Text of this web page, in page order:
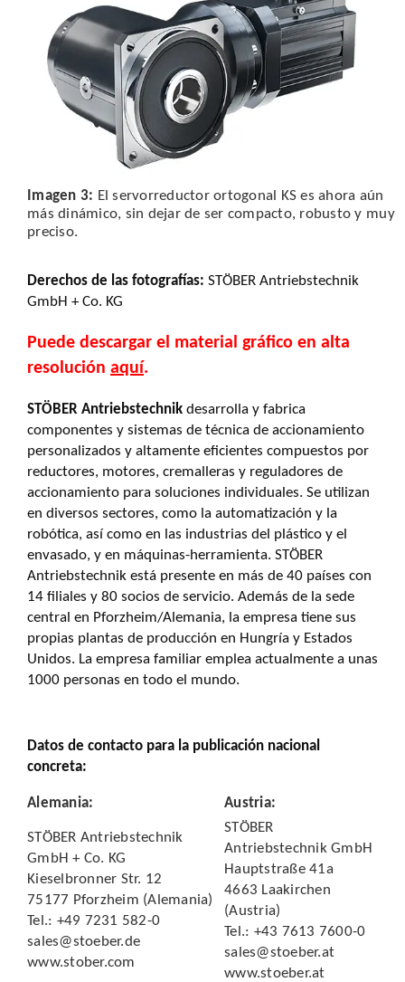
Imagen 3: El servorreductor ortogonal KS es ahora aún
más dinámico, sin dejar de ser compacto, robusto y muy
preciso.
Derechos de las fotografías: STÖBER Antriebstechnik
GmbH + Co. KG
Puede descargar el material gráfico en alta
resolución aquí.
STÖBER Antriebstechnik desarrolla y fabrica
componentes y sistemas de técnica de accionamiento
personalizados y altamente eficientes compuestos por
reductores, motores, cremalleras y reguladores de
accionamiento para soluciones individuales. Se utilizan
en diversos sectores, como la automatización y la
robótica, así como en las industrias del plástico y el
envasado, y en máquinas-herramienta. STÖBER
Antriebstechnik está presente en más de 40 países con
14 filiales y 80 socios de servicio. Además de la sede
central en Pforzheim/Alemania, la empresa tiene sus
propias plantas de producción en Hungría y Estados
Unidos. La empresa familiar emplea actualmente a unas
1000 personas en todo el mundo.
Datos de contacto para la publicación nacional
concreta:
Alemania: Austria:
STÖBER Antriebstechnik
GmbH + Co. KG
Kieselbronner Str. 12
75177 Pforzheim (Alemania)
Tel.: +49 7231 582-0
sales@stoeber.de
www.stober.com
STÖBER
Antriebstechnik GmbH
Hauptstraße 41a
4663 Laakirchen
(Austria)
Tel.: +43 7613 7600-0
sales@stoeber.at
www.stoeber.at